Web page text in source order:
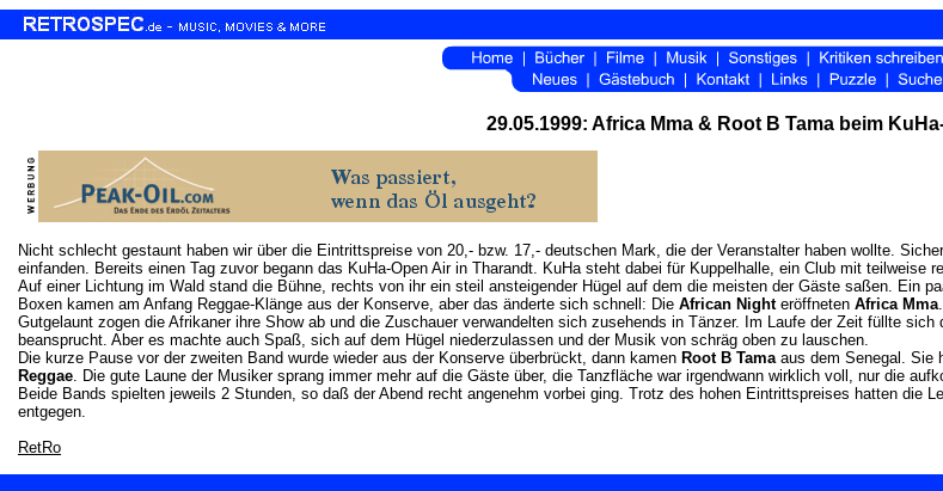
29.05.1999: Africa Mma & Root B Tama beim
Nicht schlecht gestaunt haben wir über die Eintrittspreise von 20,- bzw. 17,- deutschen Mark, die der Veranstalter haben wollte.
einfanden. Bereits einen Tag zuvor begann das KuHa-Open Air in Tharandt. KuHa steht dabei für Kuppelhalle, ein Club mit teilweise
Auf einer Lichtung im Wald stand die Bühne, rechts von ihr ein steil ansteigender Hügel auf dem die meisten der Gäste saßen. Ein
Boxen kamen am Anfang Reggae-Klänge aus der Konserve, aber das änderte sich schnell: Die African Nighteröffneten Africa Mma
Gutgelaunt zogen die Afrikaner ihre Show ab und die Zuschauer verwandelten sich zusehends in Tänzer. Im Laufe der Zeit füllte
beansprucht. Aber es machte auch Spaß, sich auf dem Hügel niederzulassen und der Musik von schräg oben zu lauschen.
Die kurze Pause vor der zweiten Band wurde wieder aus der Konserve überbrückt, dann kamen Root B Tamaaus dem Senegal. Sie
Reggae. Die gute Laune der Musiker sprang immer mehr auf die Gäste über, die Tanzfläche war irgendwann wirklich voll, nur die
Beide Bands spielten jeweils 2 Stunden, so daß der Abend recht angenehm vorbei ging. Trotz des hohen Eintrittspreises hatten die
entgegen.
RetRo